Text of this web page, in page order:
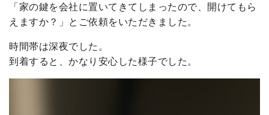
「家の鍵を会社に置いてきてしまったので、開けてもら
えますか？」とご依頼をいただきました。
時間帯は深夜でした。
到着すると、かなり安心した様子でした。